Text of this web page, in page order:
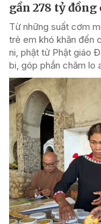
gần 278 tỷ
Từ những suất cơm
trẻ em khó khăn đến
ni, phật tử Phật giáo
bi, góp phần chăm lo